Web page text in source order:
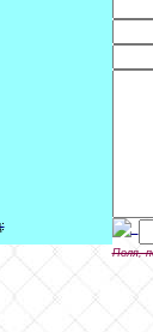
Поля,